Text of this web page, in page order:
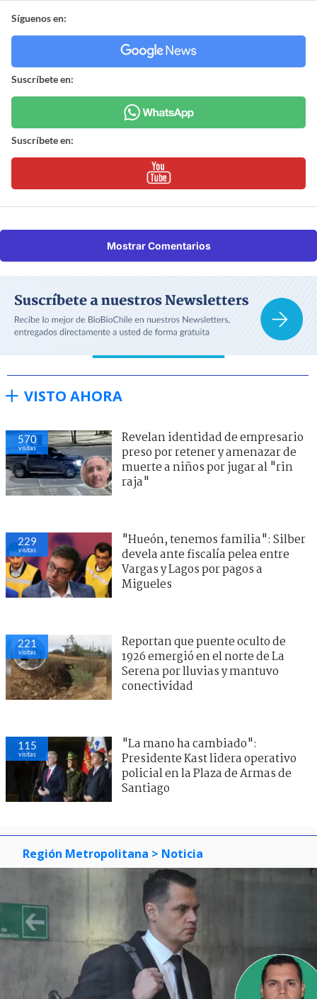
Síguenos en:
Suscríbete en:
Suscríbete en:
Mostrar Comentarios
VISTO AHORA
570
visitas
Revelan identidad de empresario
preso por retener y amenazar de
muerte a niños por jugar al "rin
raja"
229
visitas
"Hueón, tenemos familia": Silber
devela ante fiscalía pelea entre
Vargas y Lagos por pagos a
Migueles
221
visitas
Reportan que puente oculto de
1926 emergió en el norte de La
Serena por lluvias y mantuvo
conectividad
115
visitas
"La mano ha cambiado":
Presidente Kast lidera operativo
policial en la Plaza de Armas de
Santiago
Región Metropolitana > Noticia